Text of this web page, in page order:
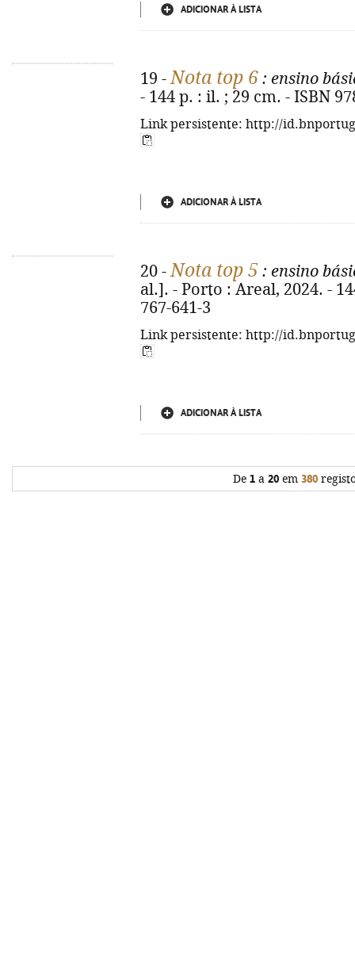
ADICIONAR À LISTA
19 -Nota top 6 : ensino
- 144 p. : il. ; 29 cm. - ISBN
Link persistente: http://
ADICIONAR À LISTA
20 -Nota top 5 : ensino
al.]. - Porto : Areal, 2024. -
767-641-3
Link persistente: http://
ADICIONAR À LISTA
De 1 a 20 em 380